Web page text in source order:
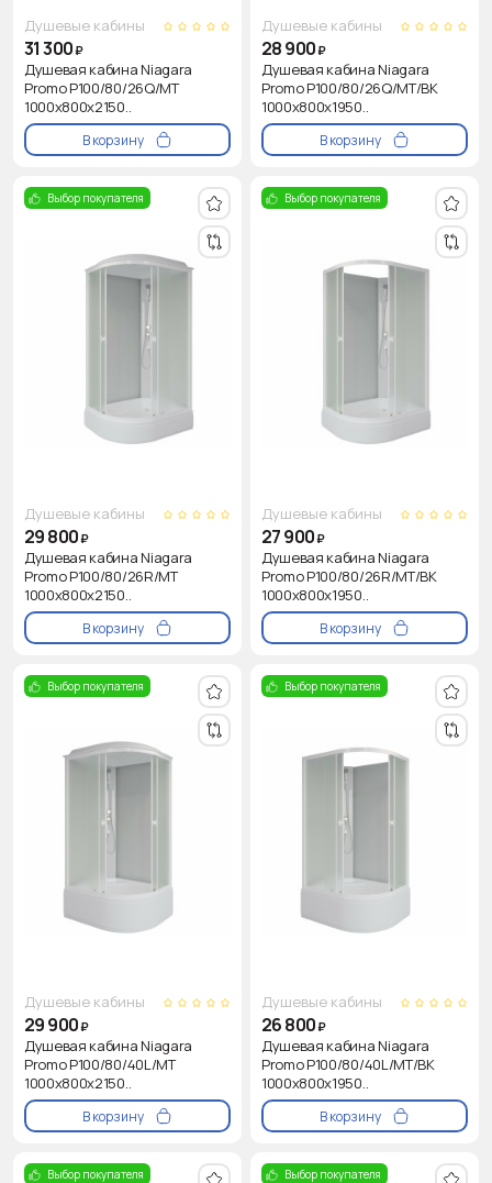
Душевые кабины
31 300₽
Душевая кабина Niagara
Promo P100/80/26Q/MT
1000х800х2150..
В корзину
Душевые кабины
28 900₽
Душевая кабина Niagara
Promo P100/80/26Q/MT/BK
1000х800х1950..
В корзину
Выбор покупателя
Душевые кабины
29 800₽
Душевая кабина Niagara
Promo P100/80/26R/MT
1000х800х2150..
В корзину
Выбор покупателя
Душевые кабины
27 900₽
Душевая кабина Niagara
Promo P100/80/26R/MT/BK
1000х800х1950..
В корзину
Выбор покупателя
Душевые кабины
29 900₽
Душевая кабина Niagara
Promo P100/80/40L/MT
1000х800х2150..
В корзину
Выбор покупателя
Душевые кабины
26 800₽
Душевая кабина Niagara
Promo P100/80/40L/MT/BK
1000х800х1950..
В корзину
Выбор покупателя Выбор покупателя